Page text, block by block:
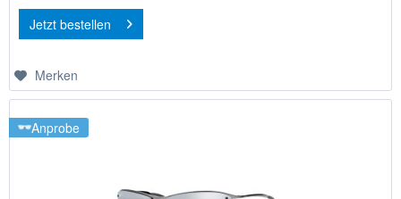
Jetzt bestellen
Merken
Anprobe